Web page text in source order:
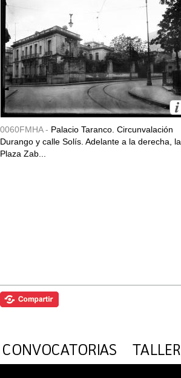
0060FMHA - Palacio Taranco. Circunvalación
Durango y calle Solís. Adelante a la derecha, la
Plaza Zab...